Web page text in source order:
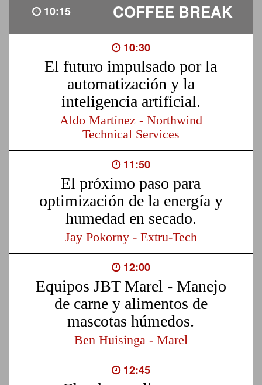
10:15 COFFEE BREAK
10:30
El futuro impulsado por la
automatización y la
inteligencia artificial.
Aldo Martínez - Northwind
Technical Services
11:50
El próximo paso para
optimización de la energía y
humedad en secado.
Jay Pokorny - Extru-Tech
12:00
Equipos JBT Marel - Manejo
de carne y alimentos de
mascotas húmedos.
Ben Huisinga - Marel
12:45